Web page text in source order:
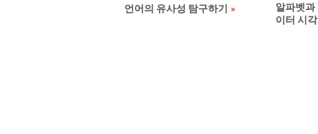
언어의 유사성 탐구하기
알파벳과
이터 시